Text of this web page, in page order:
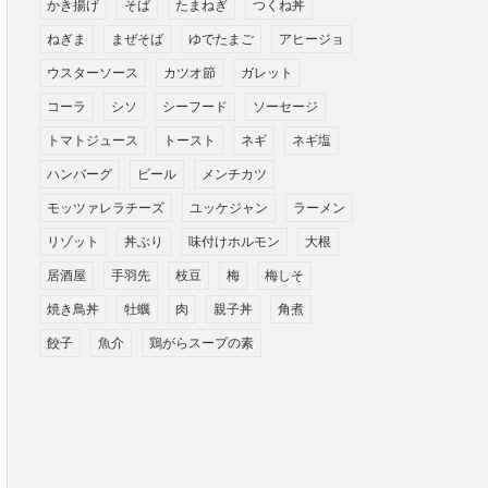
かき揚げ そば たまねぎ つくね丼
ねぎま まぜそば ゆでたまご アヒージョ
ウスターソース カツオ節 ガレット
コーラ シソ シーフード ソーセージ
トマトジュース トースト ネギ ネギ塩
ハンバーグ ビール メンチカツ
モッツァレラチーズ ユッケジャン ラーメン
リゾット 丼ぶり 味付けホルモン 大根
居酒屋 手羽先 枝豆 梅 梅しそ
焼き鳥丼 牡蠣 肉 親子丼 角煮
餃子 魚介 鶏がらスープの素